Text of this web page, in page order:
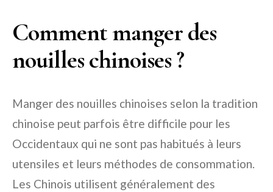
Comment manger des
nouilles chinoises ?
Manger des nouilles chinoises selon la tradition
chinoise peut parfois être difficile pour les
Occidentaux qui ne sont pas habitués à leurs
utensiles et leurs méthodes de consommation.
Les Chinois utilisent généralement des